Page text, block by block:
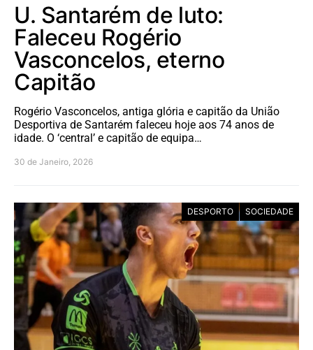
U. Santarém de luto:
Faleceu Rogério
Vasconcelos, eterno
Capitão
Rogério Vasconcelos, antiga glória e capitão da União
Desportiva de Santarém faleceu hoje aos 74 anos de
idade. O ‘central’ e capitão de equipa…
30 de Janeiro, 2026
DESPORTO SOCIEDADE